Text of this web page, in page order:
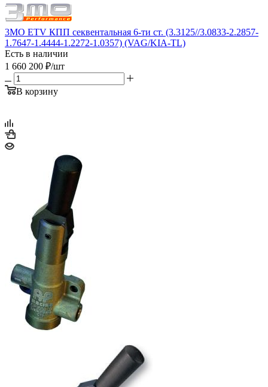
3MO ETV КПП секвентальная 6-ти ст. (3.3125//3.0833-2.2857-
1.7647-1.4444-1.2272-1.0357) (VAG/KIA-TL)
Есть в наличии
1 660 200 ₽/шт
В корзину